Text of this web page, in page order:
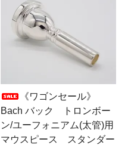
《ワゴンセール》
Bach バック トロンボー
ン/ユーフォニアム(太管)用
マウスピース スタンダー